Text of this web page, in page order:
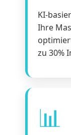
KI-
Ihre
zu 30%
📊